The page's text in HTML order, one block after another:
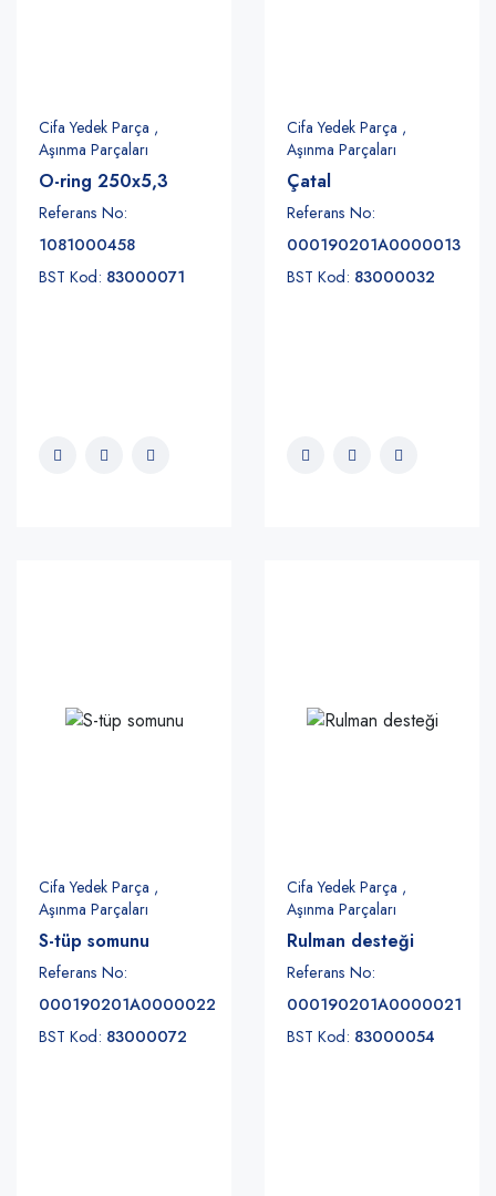
Cifa Yedek Parça ,
Aşınma Parçaları
O-ring 250x5,3
Referans No:
1081000458
BST Kod: 83000071
Cifa Yedek Parça ,
Aşınma Parçaları
Çatal
Referans No:
000190201A0000013
BST Kod: 83000032
Cifa Yedek Parça ,
Aşınma Parçaları
S-tüp somunu
Referans No:
000190201A0000022
BST Kod: 83000072
Cifa Yedek Parça ,
Aşınma Parçaları
Rulman desteği
Referans No:
000190201A0000021
BST Kod: 83000054